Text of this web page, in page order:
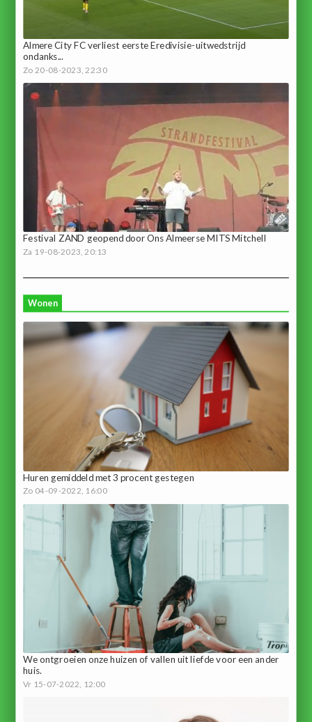
Almere City FC verliest eerste Eredivisie-uitwedstrijd
ondanks...
Zo 20-08-2023, 22:30
Festival ZAND geopend door Ons Almeerse MITS Mitchell
Za 19-08-2023, 20:13
Wonen
Huren gemiddeld met 3 procent gestegen
Zo 04-09-2022, 16:00
We ontgroeien onze huizen of vallen uit liefde voor een ander
huis.
Vr 15-07-2022, 12:00